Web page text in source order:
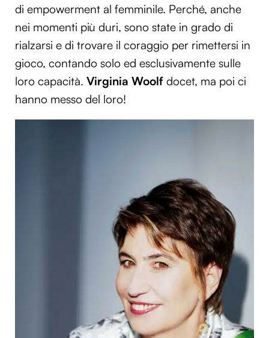
di empowerment al femminile. Perché, anche
nei momenti più duri, sono state in grado di
rialzarsi e di trovare il coraggio per rimettersi in
gioco, contando solo ed esclusivamente sulle
loro capacità. Virginia Woolf docet, ma poi ci
hanno messo del loro!